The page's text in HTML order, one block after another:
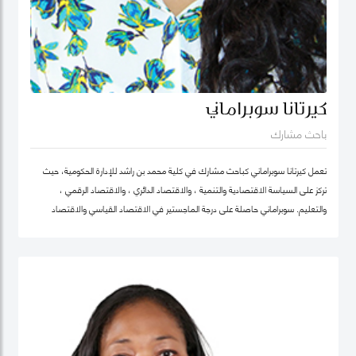
كيرتانا سوبراماني
باحث مشارك
تعمل كيرتانا سوبراماني كباحث مشارك في كلية محمد بن راشد للإدارة الحكومية، حيث
تركز على السياسة الاقتصادية والتنمية ، والاقتصاد الدائري ، والاقتصاد الرقمي ،
والتعليم. سوبراماني حاصلة على درجة الماجستير في الاقتصاد القياسي والاقتصاد